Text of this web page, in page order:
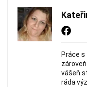
Práce
vášeň
ráda